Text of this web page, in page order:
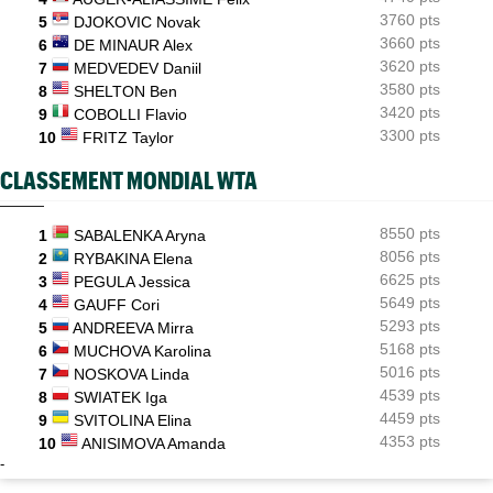
5
DJOKOVIC Novak
3760 pts
6
DE MINAUR Alex
3660 pts
7
MEDVEDEV Daniil
3620 pts
8
SHELTON Ben
3580 pts
9
COBOLLI Flavio
3420 pts
10
FRITZ Taylor 3300 pts
CLASSEMENT MONDIAL WTA
1 SABALENKA Aryna
8550 pts
2
RYBAKINA Elena
8056 pts
3
PEGULA Jessica
6625 pts
4
GAUFF Cori
5649 pts
5
ANDREEVA Mirra
5293 pts
6
MUCHOVA Karolina
5168 pts
7
NOSKOVA Linda
5016 pts
8
SWIATEK Iga
4539 pts
9
SVITOLINA Elina
4459 pts
10
ANISIMOVA Amanda 4353 pts
-